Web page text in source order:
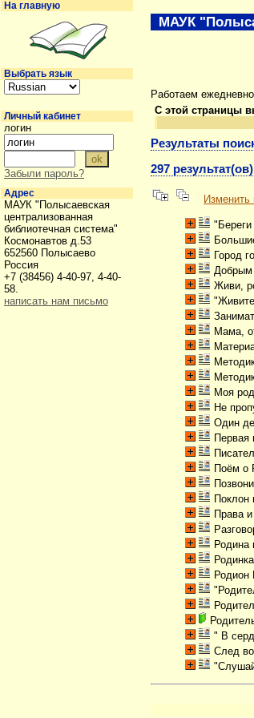
Работаем
С этой страницы
Результаты
297
Изменить
Город
Добрым
Живи,
Мама,
Моя
Не
Один
Первая
Поём о
Поклон
Права
Родина
Родион
" В
След
МАУК
На главную
Выбрать язык
Личный кабинет
логин
Забыли пароль?
Адрес
МАУК "Полысаевская
централизованная
библиотечная система"
Космонавтов д.53
652560 Полысаево
Россия
+7 (38456) 4-40-97, 4-40-
58.
написать нам письмо